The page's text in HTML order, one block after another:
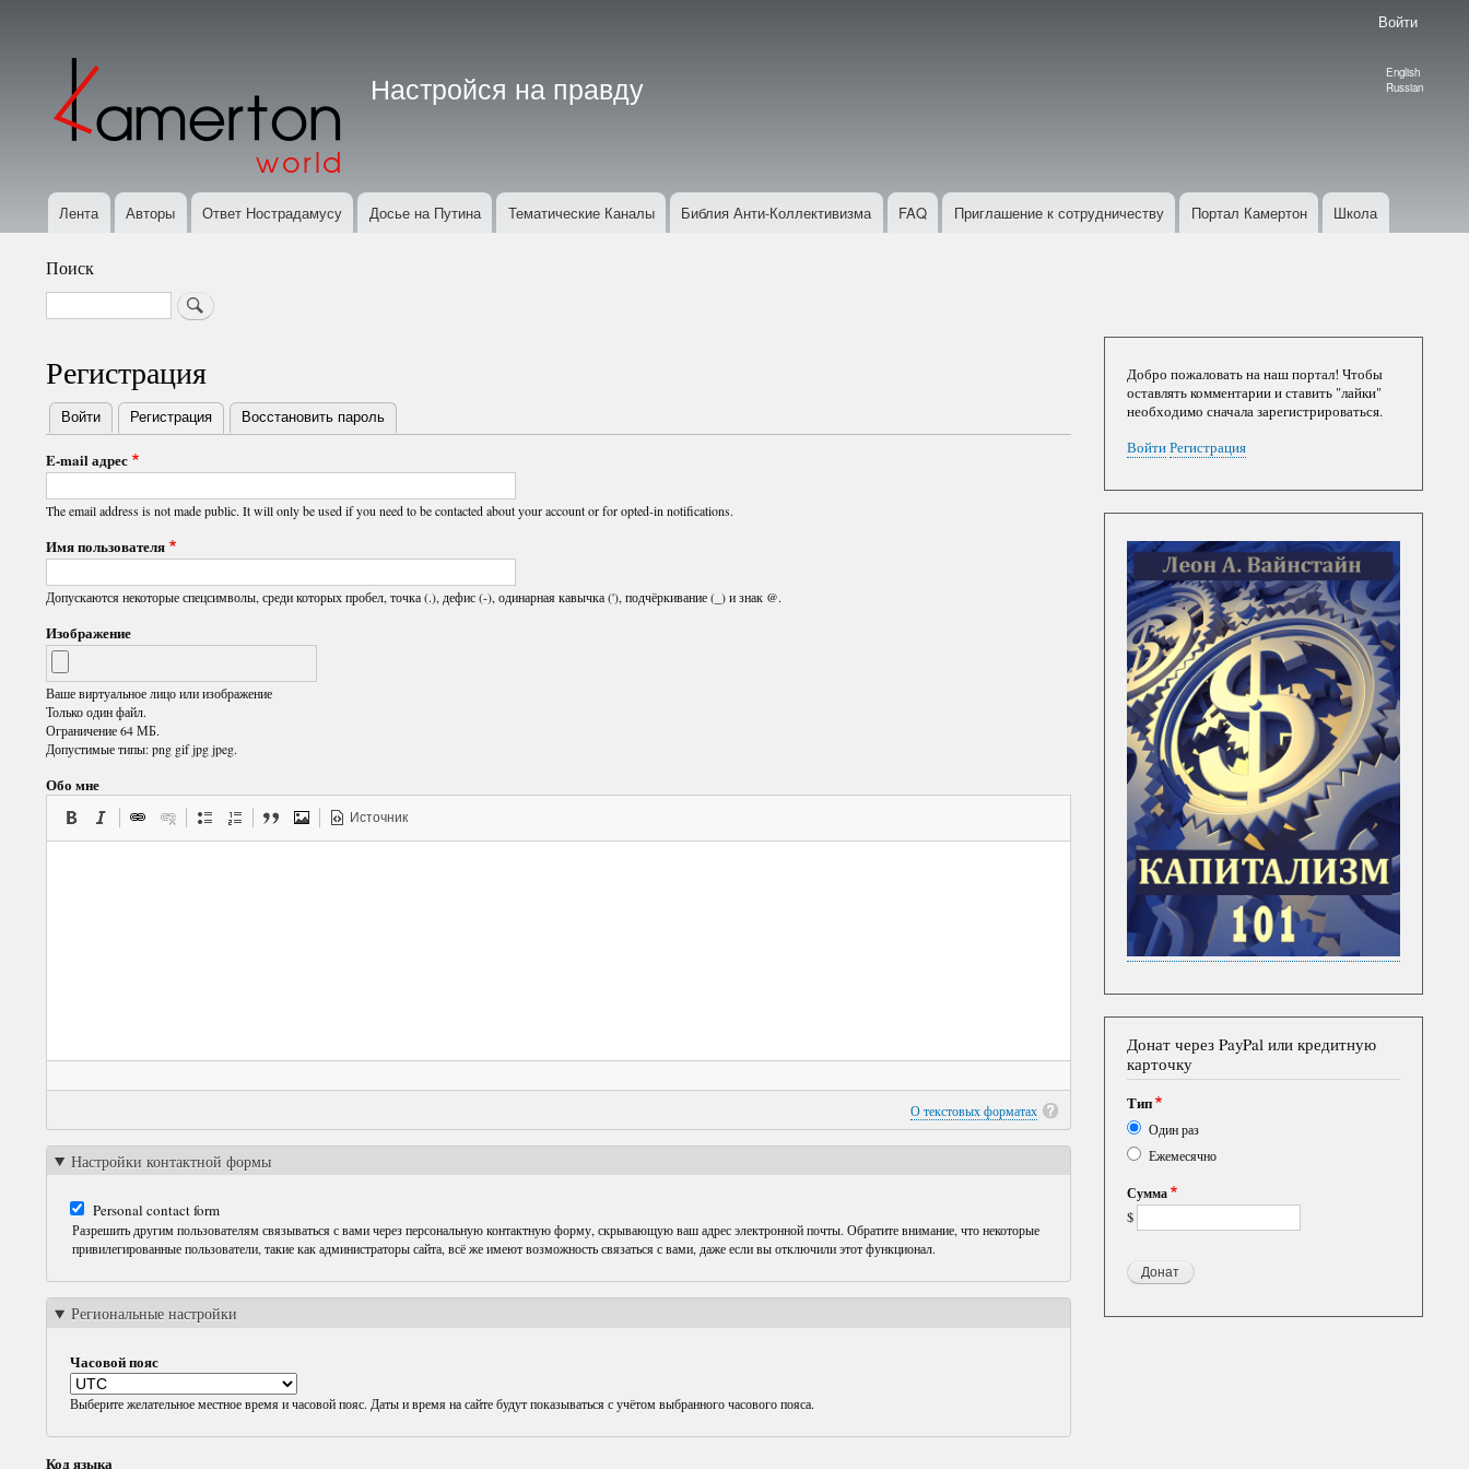
учётной
записи
пользователя
Войти
Language
English
Russian
Настройся на правду
Основная
Лента Авторы Ответ Нострадамусу Досье на Путина Тематические Каналы Библия Анти-Коллективизма FAQ Приглашение к сотрудничеству Портал Камертон Школа
Поиск
Search
Регистрация
Primary
tabs
Войти Регистрация (активная вкладка)
Восстановить пароль
E-mail адрес
The email address is not made public. It will only be used if you need to be contacted about your account or for opted-in notifications.
Имя пользователя
Допускаются некоторые спецсимволы, среди которых пробел, точка (.), дефис (-), одинарная кавычка ('), подчёркивание (_) и знак @.
Изображение
Ваше виртуальное лицо или изображение
Только один файл.
Ограничение 64 МБ.
Допустимые типы: png gif jpg jpeg.
Обо мне
Источник
О текстовых форматах
Настройки контактной формы
Personal contact form
Разрешить другим пользователям связываться с вами через персональную контактную форму, скрывающую ваш адрес электронной почты. Обратите внимание, что некоторые
привилегированные пользователи, такие как администраторы сайта, всё же имеют возможность связаться с вами, даже если вы отключили этот функционал.
Региональные настройки
Часовой пояс
Выберите желательное местное время и часовой пояс. Даты и время на сайте будут показываться с учётом выбранного часового пояса.
Код языка
Добро пожаловать на наш портал! Чтобы
оставлять комментарии и ставить "лайки"
необходимо сначала зарегистрироваться.
Войти Регистрация
Донат через PayPal или кредитную
карточку
Тип
Один раз
Ежемесячно
Сумма
$